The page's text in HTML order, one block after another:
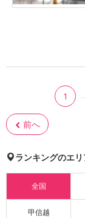
前へ
1 …
ランキングのエ
全国
甲信越